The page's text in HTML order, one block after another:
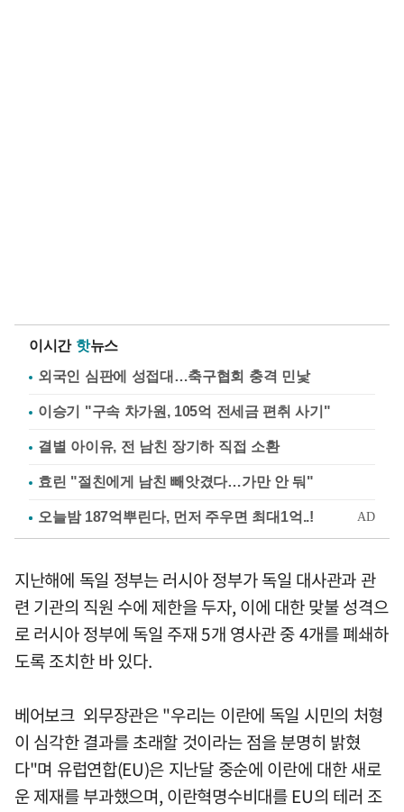
이시간 핫뉴스
외국인 심판에 성접대…축구협회 충격 민낯
이승기 "구속 차가원, 105억 전세금 편취 사기"
결별 아이유, 전 남친 장기하 직접 소환
효린 "절친에게 남친 빼앗겼다…가만 안 둬"
지난해에 독일 정부는 러시아 정부가 독일 대사관과 관
련 기관의 직원 수에 제한을 두자, 이에 대한 맞불 성격으
로 러시아 정부에 독일 주재 5개 영사관 중 4개를 폐쇄하
도록 조치한 바 있다.
베어보크 외무장관은 "우리는 이란에 독일 시민의 처형
이 심각한 결과를 초래할 것이라는 점을 분명히 밝혔
다"며 유럽연합(EU)은 지난달 중순에 이란에 대한 새로
운 제재를 부과했으며, 이란혁명수비대를 EU의 테러 조